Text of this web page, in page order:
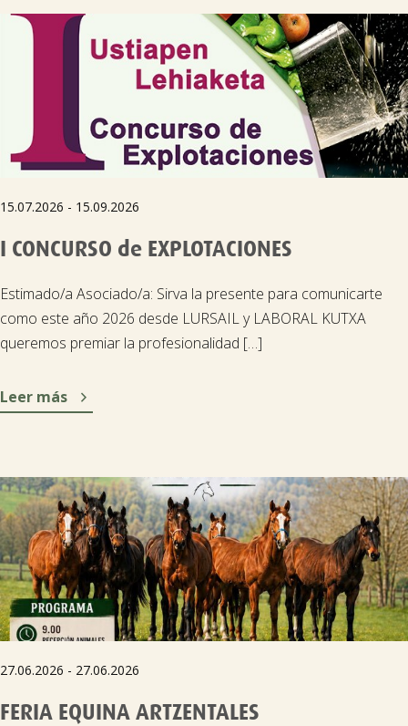
15.07.2026 - 15.09.2026
I CONCURSO de EXPLOTACIONES
Estimado/a Asociado/a: Sirva la presente para comunicarte
como este año 2026 desde LURSAIL y LABORAL KUTXA
queremos premiar la profesionalidad […]
Leer más 
27.06.2026 - 27.06.2026
FERIA EQUINA ARTZENTALES